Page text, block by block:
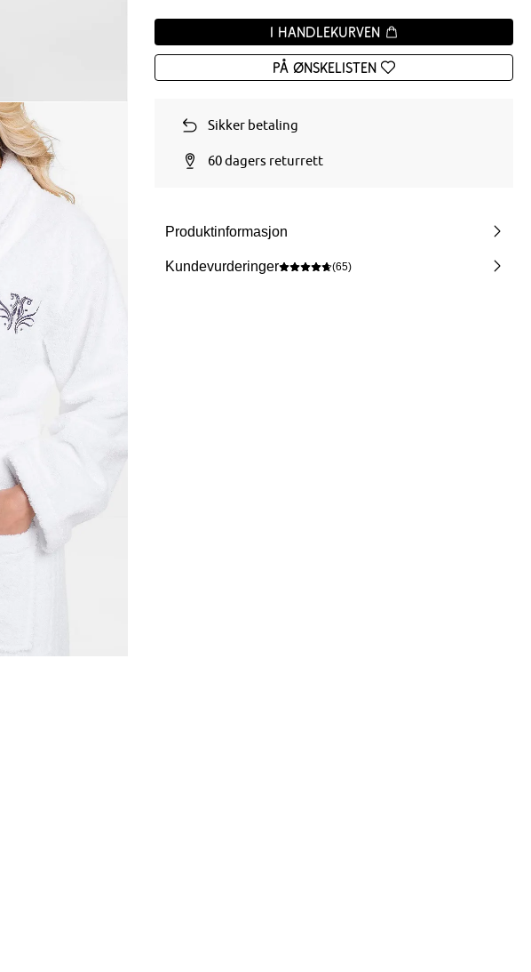
I handlekurven
På ønskelisten
Sikker betaling
60 dagers returrett
Produktinformasjon
Kundevurderinger (65)